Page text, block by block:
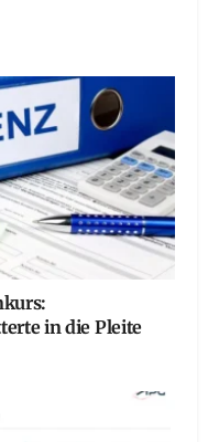
in die Pleite